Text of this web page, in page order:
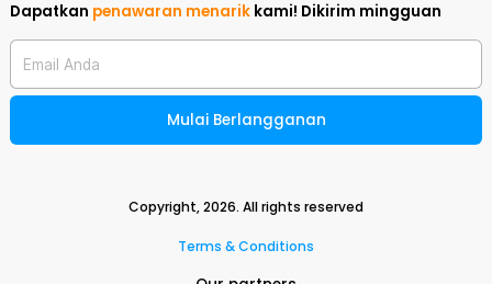
Dapatkan penawaran menarik kami! Dikirim mingguan
Email Anda
Mulai Berlangganan
Copyright,2026. All rights reserved
Terms & Conditions